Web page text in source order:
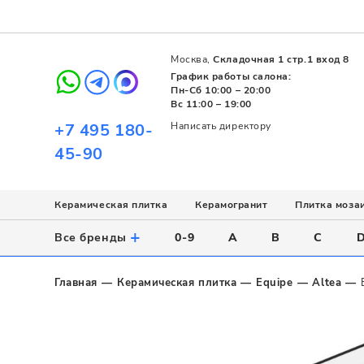
+7 495 180-
45-90
Написать директору
Москва,Складочная 1 стр.1 вход 8
График работы салона:
Пн-Сб 10:00 – 20:00
Вс 11:00 – 19:00
Керамическая плитка
Использование
Напольное
Настенное
Стиль
Современный
Пэчворк
Керамогранит
Назначение
Для ванной
Напольное
Поверхность
Матовая
Полированная
Плитка
Назначение
Для ванной
Для бассейна
Цвет
Белый
Серый
Все бренды + 0-9 A B C D
Главная Керамическая плитка Equipe Altea